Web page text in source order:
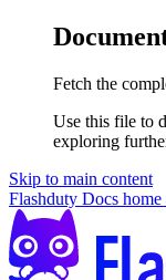
Fetch the
Use this file to
exploring
Skip to main content
Flashduty Docs home